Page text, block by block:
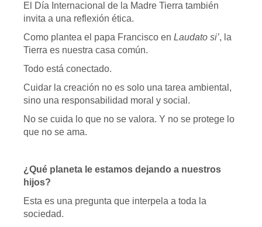
El Día Internacional de la Madre Tierra también
invita a una reflexión ética.
Como plantea el papa Francisco en Laudato si’, la
Tierra es nuestra casa común.
Todo está conectado.
Cuidar la creación no es solo una tarea ambiental,
sino una responsabilidad moral y social.
No se cuida lo que no se valora. Y no se protege lo
que no se ama.
¿Qué planeta le estamos dejando a nuestros
hijos?
Esta es una pregunta que interpela a toda la
sociedad.